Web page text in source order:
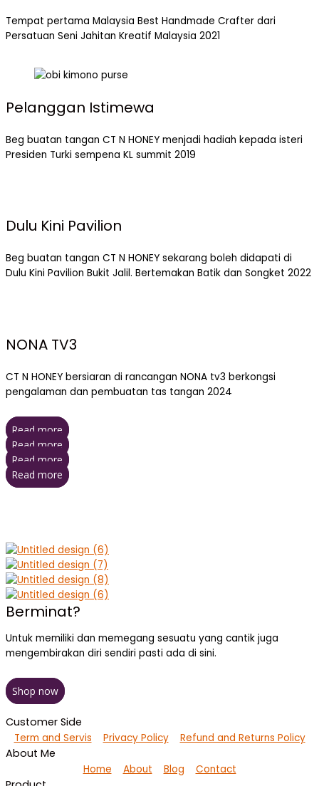
Tempat pertama Malaysia Best Handmade Crafter dari
Persatuan Seni Jahitan Kreatif Malaysia 2021
Pelanggan Istimewa
Beg buatan tangan CT N HONEY menjadi hadiah kepada isteri
Presiden Turki sempena KL summit 2019
Dulu Kini Pavilion
Beg buatan tangan CT N HONEY sekarang boleh didapati di
Dulu Kini Pavilion Bukit Jalil. Bertemakan Batik dan Songket 2022
NONA TV3
CT N HONEY bersiaran di rancangan NONA tv3 berkongsi
pengalaman dan pembuatan tas tangan 2024
Read more
Read more
Read more
Read more
Berminat?
Untuk memiliki dan memegang sesuatu yang cantik juga
mengembirakan diri sendiri pasti ada di sini.
Shop now
Customer Side
Term and Servis Privacy Policy Refund and Returns Policy
About Me
Home About Blog Contact